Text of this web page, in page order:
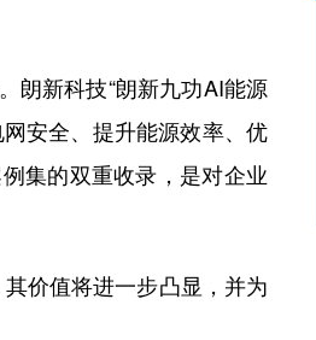
新科技“朗新九功AI能源
安全、提升能源效率、优
集的双重收录，是对企业
价值将进一步凸显，并为